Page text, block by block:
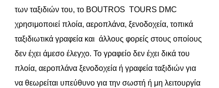
των ταξιδιών του, το BOUTROS TOURS DMC
χρησιμοποιεί πλοία, αεροπλάνα, ξενοδοχεία, τοπικά
ταξιδιωτικά γραφεία και άλλους φορείς στους οποίους
δεν έχει άμεσο έλεγχο. To γραφείο δεν έχει δικά του
πλοία, αεροπλάνα ξενοδοχεία ή γραφεία ταξιδιών για
να θεωρείται υπεύθυνο για την σωστή ή μη λειτουργία